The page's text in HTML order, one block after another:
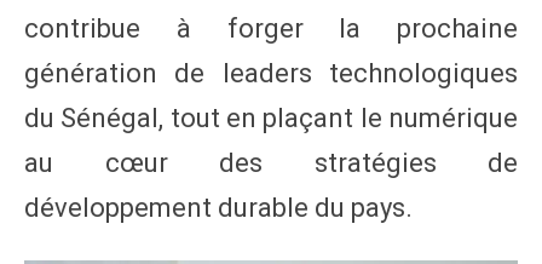
contribue à forger la prochaine
génération de leaders technologiques
du Sénégal, tout en plaçant le numérique
au cœur des stratégies de
développement durable du pays.